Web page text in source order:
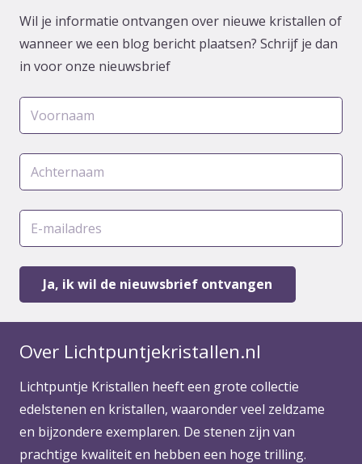
Wil je informatie ontvangen over nieuwe kristallen of
wanneer we een blog bericht plaatsen? Schrijf je dan
in voor onze nieuwsbrief
Over Lichtpuntjekristallen.nl
Lichtpuntje Kristallen heeft een grote collectie
edelstenen en kristallen, waaronder veel zeldzame
en bijzondere exemplaren. De stenen zijn van
prachtige kwaliteit en hebben een hoge trilling.